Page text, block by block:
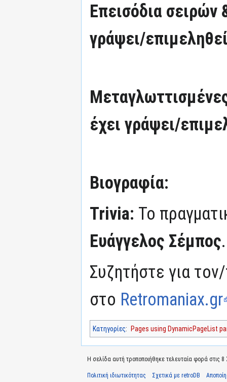
Επεισόδια
γράψει/
έχει γράψει/
Βιογραφία:
Trivia: Το
Ευάγγελος Σέμπος.
Συζητήστε για
στο Retromaniax.gr
Κατηγορίες: Pages using DynamicPageList
Η σελίδα αυτή τροποποιήθηκε τελευταία φορά στις 8
Πολιτική ιδιωτικότητας Σχετικά με retroDB